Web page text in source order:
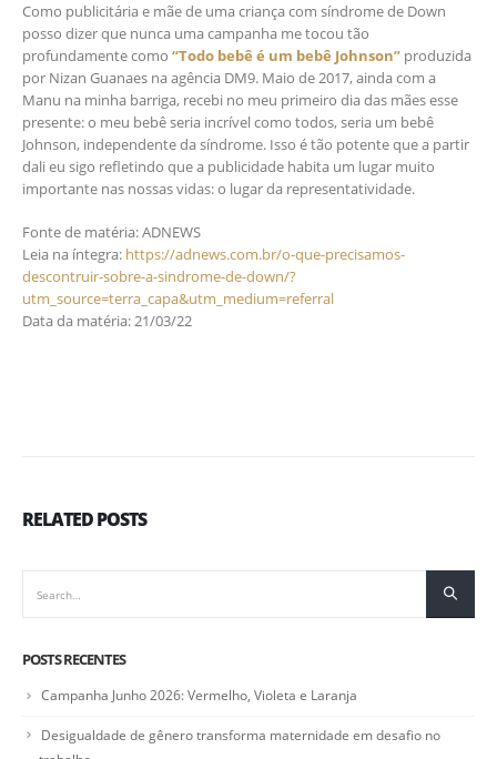
Como publicitária e mãe de uma criança com síndrome de Down
posso dizer que nunca uma campanha me tocou tão
profundamente como “Todo bebê é um bebê Johnson” produzida
por Nizan Guanaes na agência DM9. Maio de 2017, ainda com a
Manu na minha barriga, recebi no meu primeiro dia das mães esse
presente: o meu bebê seria incrível como todos, seria um bebê
Johnson, independente da síndrome. Isso é tão potente que a partir
dali eu sigo refletindo que a publicidade habita um lugar muito
importante nas nossas vidas: o lugar da representatividade.
Fonte de matéria: ADNEWS
Leia na íntegra: https://adnews.com.br/o-que-precisamos-
descontruir-sobre-a-sindrome-de-down/?
utm_source=terra_capa&utm_medium=referral
Data da matéria: 21/03/22
RELATEDPOSTS
POSTS RECENTES
Campanha Junho 2026: Vermelho, Violeta e Laranja
Desigualdade de gênero transforma maternidade em desafio no